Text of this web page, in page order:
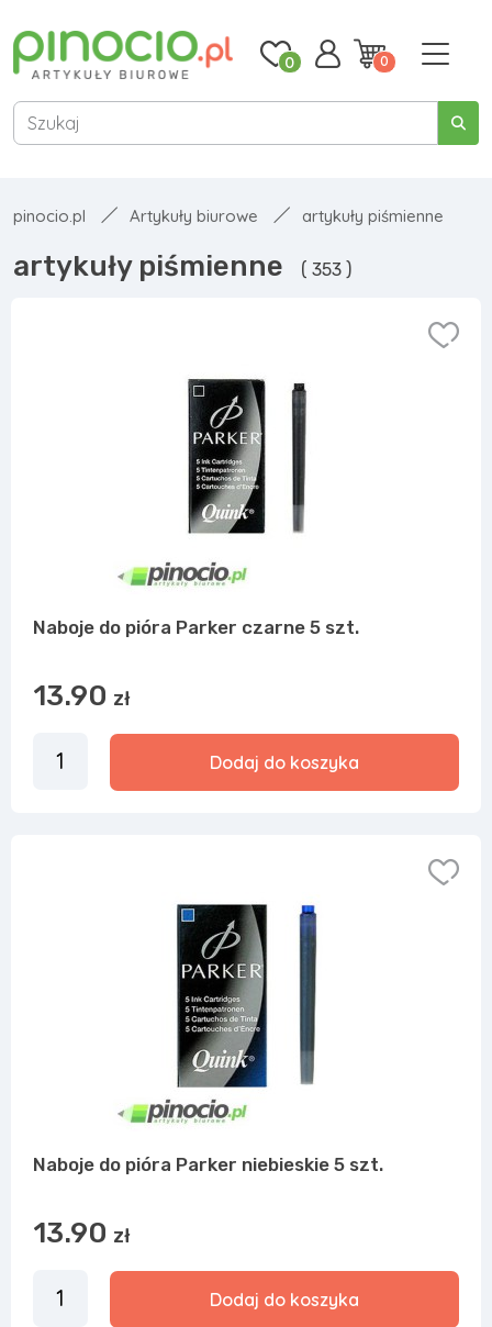
0 0
pinocio.pl Artykuły biurowe artykuły piśmienne
artykuły piśmienne ( 353 )
Naboje do pióra Parker czarne 5 szt.
13.90 zł
Dodaj do koszyka
Naboje do pióra Parker niebieskie 5 szt.
13.90 zł
Dodaj do koszyka